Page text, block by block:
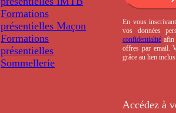
Formations
présentielles Maçon
Formations
présentielles
Sommellerie
En vous
vos données
confidentialité afin
offres par email.
grâce au lien
Accédez à